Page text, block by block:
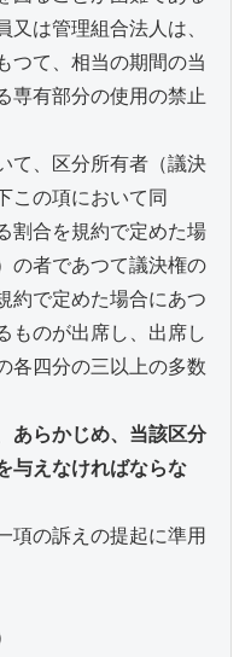
は管理組合法人は、
つて、相当の期間の当
専有部分の使用の禁止
て、区分所有者（議決
この項において同
割合を規約で定めた場
の者であつて議決権の
約で定めた場合にあつ
ものが出席し、出席し
各四分の三以上の多数
あらかじめ、当該区分
与えなければならな
項の訴えの提起に準用